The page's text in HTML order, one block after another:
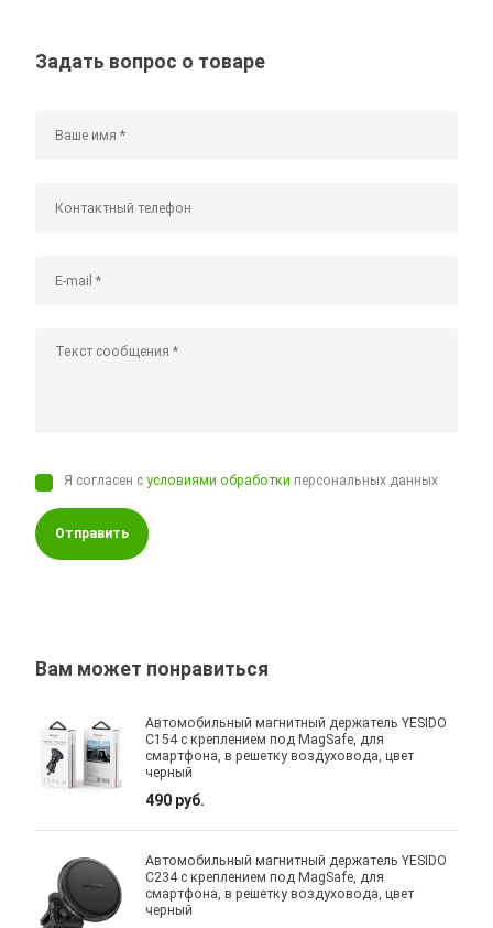
Задать вопрос о товаре
Я согласен сусловиями обработки персональных данных
Отправить
Вам может понравиться
Автомобильный магнитный держатель YESIDO
C154 с креплением под MagSafe, для
смартфона, в решетку воздуховода, цвет
черный
490 руб.
Автомобильный магнитный держатель YESIDO
C234 с креплением под MagSafe, для
смартфона, в решетку воздуховода, цвет
черный